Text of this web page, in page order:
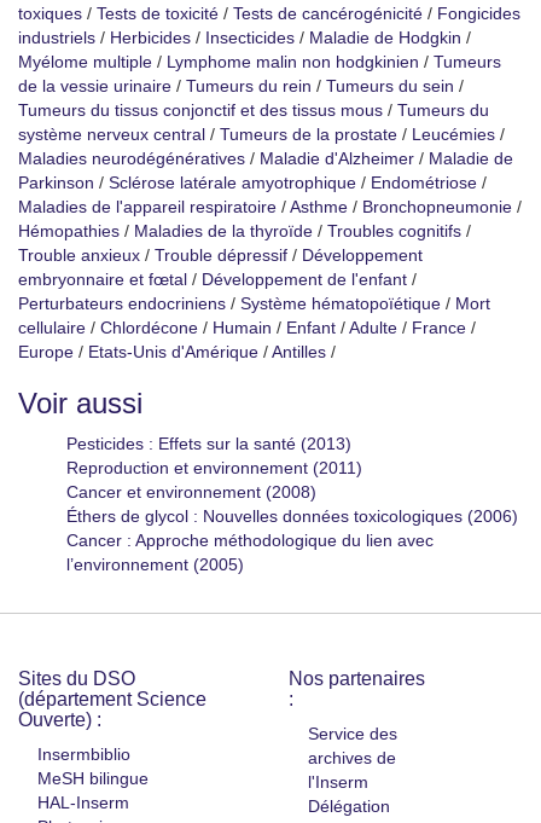
toxiques / Tests de toxicité / Tests de cancérogénicité / Fongicides
industriels / Herbicides / Insecticides / Maladie de Hodgkin /
Myélome multiple / Lymphome malin non hodgkinien / Tumeurs
de la vessie urinaire / Tumeurs du rein / Tumeurs du sein /
Tumeurs du tissus conjonctif et des tissus mous / Tumeurs du
système nerveux central / Tumeurs de la prostate / Leucémies /
Maladies neurodégénératives / Maladie d'Alzheimer / Maladie de
Parkinson / Sclérose latérale amyotrophique / Endométriose /
Maladies de l'appareil respiratoire /Asthme / Bronchopneumonie /
Hémopathies / Maladies de la thyroïde / Troubles cognitifs /
Trouble anxieux / Trouble dépressif / Développement
embryonnaire et fœtal / Développement de l'enfant /
Perturbateurs endocriniens / Système hématopoïétique / Mort
cellulaire / Chlordécone / Humain / Enfant /Adulte / France /
Europe / Etats-Unis d'Amérique /Antilles /
Voir aussi
Pesticides : Effets sur la santé (2013)
Reproduction et environnement (2011)
Cancer et environnement (2008)
Éthers de glycol : Nouvelles données toxicologiques (2006)
Cancer : Approche méthodologique du lien avec
l’environnement (2005)
Sites du DSO
(département Science
Ouverte) :
Insermbiblio
MeSH bilingue
HAL-Inserm
Nos partenaires
:
Service des
archives de
l'Inserm
Délégation